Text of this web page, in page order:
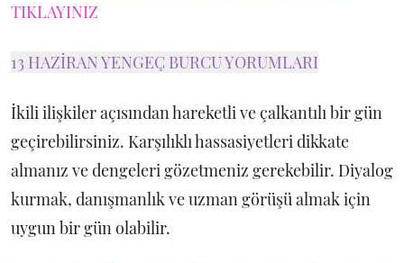
TIKLAYINIZ
13 HAZİRAN YENGEÇ BURCU YORUMLARI
İkili ilişkiler açısından hareketli ve çalkantılı bir gün
geçirebilirsiniz. Karşılıklı hassasiyetleri dikkate
almanız ve dengeleri gözetmeniz gerekebilir. Diyalog
kurmak, danışmanlık ve uzman görüşü almak için
uygun bir gün olabilir.